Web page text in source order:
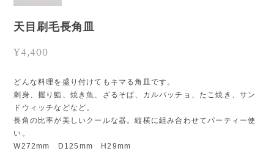
天目刷毛長角皿
¥4,400
どんな料理を盛り付けてもキマる角皿です。
刺身、握り鮨、焼き魚、ざるそば、カルパッチョ、たこ焼き、サン
ドウィッチなどなど。
長角の比率が美しいクールな器。縦横に組み合わせてパーティー使
い。
W272mm D125mm H29mm